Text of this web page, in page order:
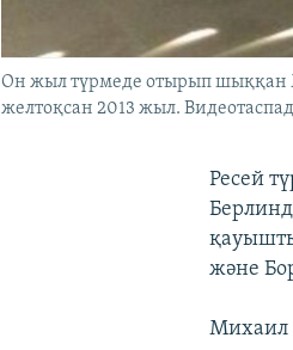
Он жыл түрмеде отырып шыққан
желтоқсан 2013 жыл.
Ресей
және
Михаил